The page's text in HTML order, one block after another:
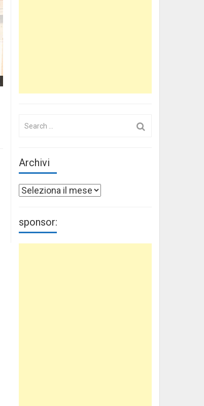
Search
Archivi
Archivi
sponsor: